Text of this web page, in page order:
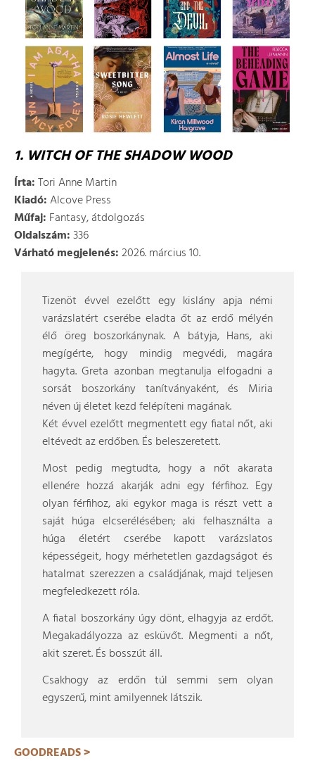
1. WITCH OF THE SHADOW WOOD
Írta:Tori Anne Martin
Kiadó:Alcove Press
Műfaj: Fantasy, átdolgozás
Oldalszám:336
Várható megjelenés:2026. március 10.
Tizenöt évvel ezelőtt egy kislány apja némi
varázslatért cserébe eladta őt az erdő mélyén
élő öreg boszorkánynak. A bátyja, Hans, aki
megígérte, hogy mindig megvédi, magára
hagyta. Greta azonban megtanulja elfogadni a
sorsát boszorkány tanítványaként, és Miria
néven új életet kezd felépíteni magának.
Két évvel ezelőtt megmentett egy fiatal nőt, aki
eltévedt az erdőben. És beleszeretett.
Most pedig megtudta, hogy a nőt akarata
ellenére hozzá akarják adni egy férfihoz. Egy
olyan férfihoz, aki egykor maga is részt vett a
saját húga elcserélésében; aki felhasználta a
húga életért cserébe kapott varázslatos
képességeit, hogy mérhetetlen gazdagságot és
hatalmat szerezzen a családjának, majd teljesen
megfeledkezett róla.
A fiatal boszorkány úgy dönt, elhagyja az erdőt.
Megakadályozza az esküvőt. Megmenti a nőt,
akit szeret. És bosszút áll.
Csakhogy az erdőn túl semmi sem olyan
egyszerű, mint amilyennek látszik.
GOODREADS >